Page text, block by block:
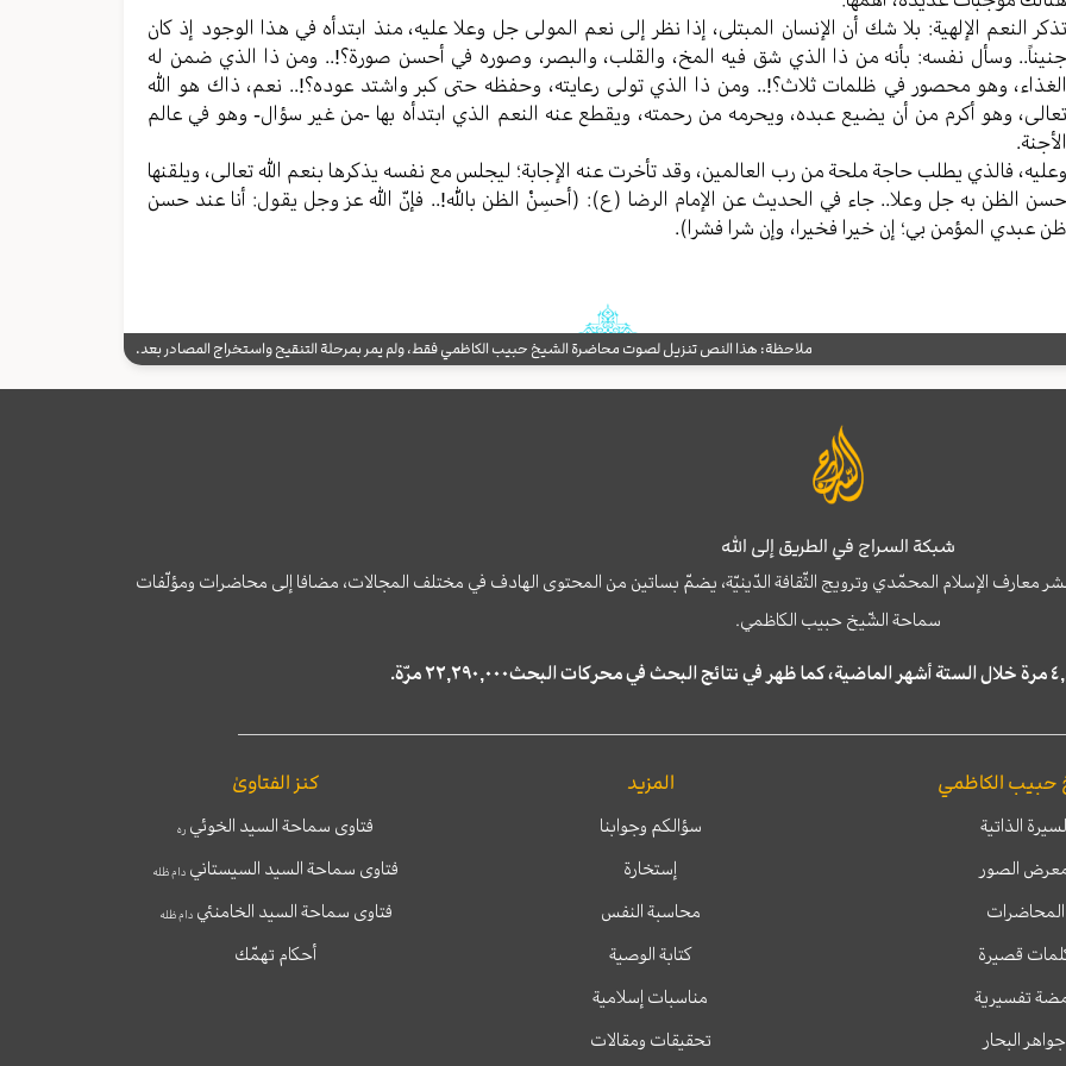
تذكر النعم الإلهية: بلا شك أن الإنسان المبتلى، إذا نظر إلى نعم المولى جل وعلا عليه، منذ ابتدأه في هذا الوجود إذ كان
جنيناً.. وسأل نفسه: بأنه من ذا الذي شق فيه المخ، والقلب، والبصر، وصوره في أحسن صورة؟!.. ومن ذا الذي ضمن له
الغذاء، وهو محصور في ظلمات ثلاث؟!.. ومن ذا الذي تولى رعايته، وحفظه حتى كبر واشتد عوده؟!.. نعم، ذاك هو الله
تعالى، وهو أكرم من أن يضيع عبده، ويحرمه من رحمته، ويقطع عنه النعم الذي ابتدأه بها -من غير سؤال- وهو في عالم
الأجنة.
وعليه، فالذي يطلب حاجة ملحة من رب العالمين، وقد تأخرت عنه الإجابة؛ ليجلس مع نفسه يذكرها بنعم الله تعالى، ويلقنها
حسن الظن به جل وعلا.. جاء في الحديث عن الإمام الرضا (ع): (أحسِنْ الظن بالله!.. فإنّ الله عز وجل يقول: أنا عند حسن
ظن عبدي المؤمن بي؛ إن خيرا فخيرا، وإن شرا فشرا).
ملاحظة: هذا النص تنزيل لصوت محاضرة الشيخ حبيب الكاظمي فقط، ولم يمر بمرحلة التنقيح واستخراج المصادر بعد.
شبكة السراج في الطريق إلى الله
معارف الإسلام المحمّدي وترويج الثّقافة الدّينيّة، يضمّ بساتين من المحتوى الهادف في مختلف المجالات، مضافا إلى محاضرات ومؤلّفات
سماحة الشّيخ حبيب الكاظمي.
حبيب الكاظمي
الذاتية
الصور
المحاضرات
قصيرة
تفسيرية
جواهر البحار
المزيد
سؤالكم وجوابنا
إستخارة
محاسبة النفس
كتابة الوصية
مناسبات إسلامية
تحقيقات ومقالات
كنز الفتاوىٰ
فتاوى سماحة السيد الخوئي ره
فتاوى سماحة السيد السيستاني دام ظله
فتاوى سماحة السيد الخامنئيدام ظله
أحكام تهمّك